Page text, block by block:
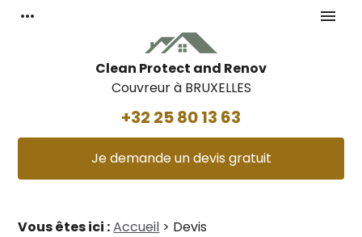
more_horiz menu
Clean Protect and Renov
Couvreur à BRUXELLES
+32 25 80 13 63
Je demande un devis gratuit
Vous êtes ici :Accueil > Devis